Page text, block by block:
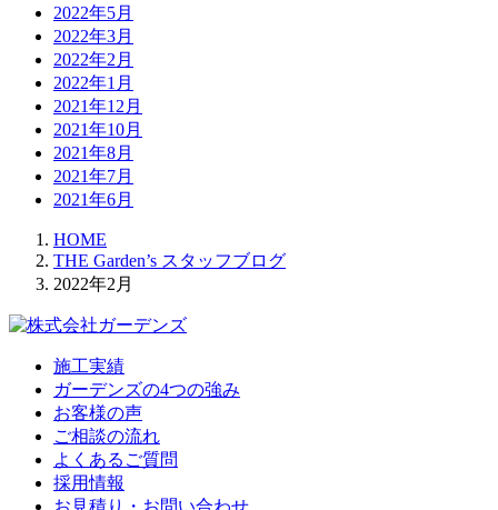
2022年5月
2022年3月
2022年2月
2022年1月
2021年12月
2021年10月
2021年8月
2021年7月
2021年6月
HOME
THE Garden’s スタッフブログ
2022年2月
施工実績
ガーデンズの4つの強み
お客様の声
ご相談の流れ
よくあるご質問
採用情報
お見積り・お問い合わせ